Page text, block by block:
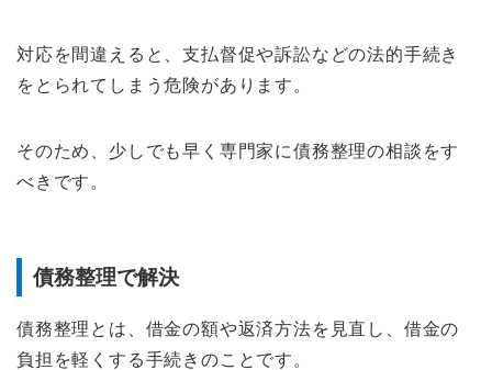
対応を間違えると、支払督促や訴訟などの法的手続き
をとられてしまう危険があります。
そのため、少しでも早く専門家に債務整理の相談をす
べきです。
債務整理で解決
債務整理とは、借金の額や返済方法を見直し、借金の
負担を軽くする手続きのことです。